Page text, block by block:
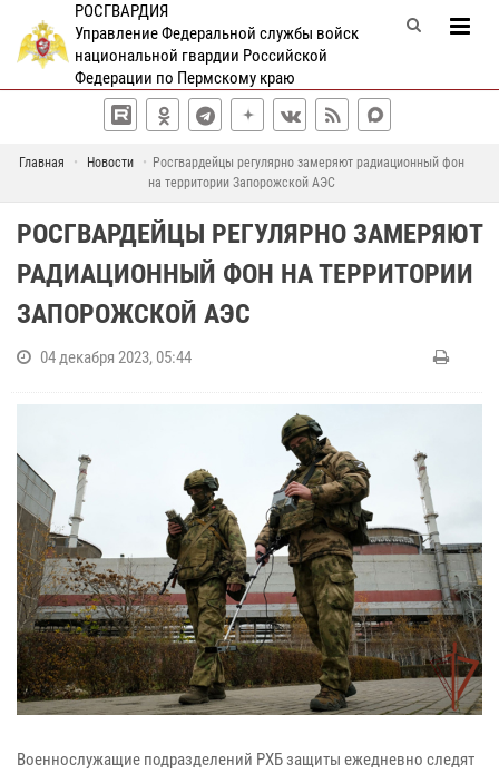
РОСГВАРДИЯ
Управление Федеральной службы войск
национальной гвардии Российской
Федерации по Пермскому краю
Главная Новости
Росгвардейцы регулярно замеряют радиационный фон
на территории Запорожской АЭС
РОСГВАРДЕЙЦЫ РЕГУЛЯРНО ЗАМЕРЯЮТ
РАДИАЦИОННЫЙ ФОН НА ТЕРРИТОРИИ
ЗАПОРОЖСКОЙ АЭС
04 декабря 2023, 05:44
Военнослужащие подразделений РХБ защиты ежедневно следят